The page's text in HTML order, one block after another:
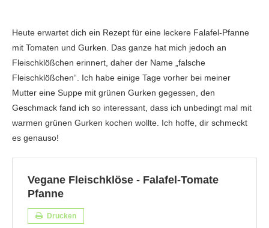
Heute erwartet dich ein Rezept für eine leckere Falafel-Pfanne
mit Tomaten und Gurken. Das ganze hat mich jedoch an
Fleischklößchen erinnert, daher der Name „falsche
Fleischklößchen“. Ich habe einige Tage vorher bei meiner
Mutter eine Suppe mit grünen Gurken gegessen, den
Geschmack fand ich so interessant, dass ich unbedingt mal mit
warmen grünen Gurken kochen wollte. Ich hoffe, dir schmeckt
es genauso!
Vegane Fleischklöse - Falafel-Tomate
Pfanne
Drucken